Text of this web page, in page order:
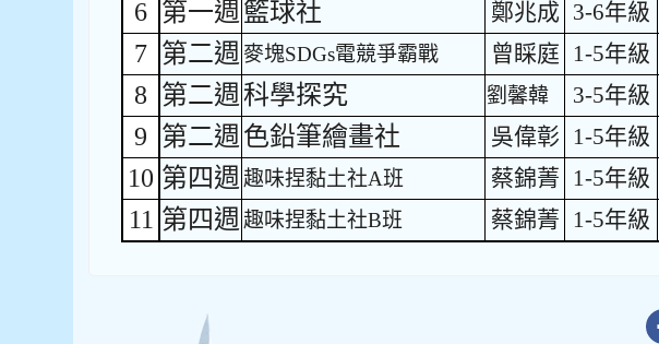
6 第一週 籃球社 鄭兆成 3-6年級
7 第二週 麥塊SDGs電競爭霸戰 曾睬庭 1-5年級
8 第二週 科學探究 劉馨韓 3-5年級
9 第二週 色鉛筆繪畫社 吳偉彰 1-5年級
10 第四週 趣味捏黏土社A班 蔡錦菁 1-5年級
11 第四週 趣味捏黏土社B班 蔡錦菁 1-5年級